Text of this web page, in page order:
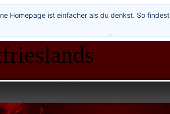
Homepage ist einfacher als du denkst. So
*